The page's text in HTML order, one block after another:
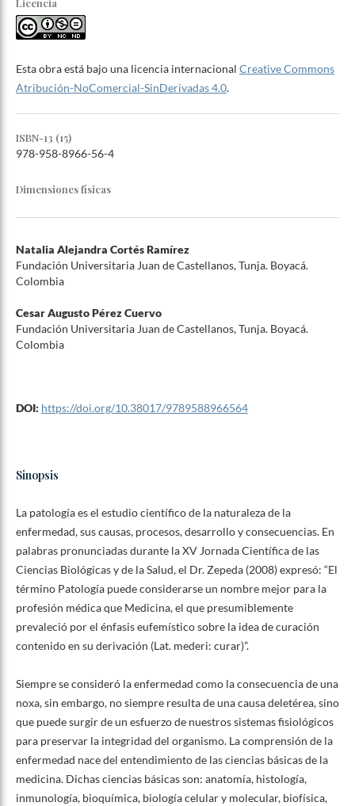
Natalia Alejandra Cortés Ramírez
Fundación Universitaria Juan de Castellanos, Tunja. Boyacá.
Colombia
Cesar Augusto Pérez Cuervo
Fundación Universitaria Juan de Castellanos, Tunja. Boyacá.
Colombia
DOI: https://doi.org/10.38017/9789588966564
Sinopsis
La patología es el estudio científico de la naturaleza de la
enfermedad, sus causas, procesos, desarrollo y consecuencias. En
palabras pronunciadas durante la XV Jornada Científica de las
Ciencias Biológicas y de la Salud, el Dr. Zepeda (2008) expresó: “El
término Patología puede considerarse un nombre mejor para la
profesión médica que Medicina, el que presumiblemente
prevaleció por el énfasis eufemístico sobre la idea de curación
contenido en su derivación (Lat. mederi: curar)”.
Siempre se consideró la enfermedad como la consecuencia de una
noxa, sin embargo, no siempre resulta de una causa deletérea, sino
que puede surgir de un esfuerzo de nuestros sistemas fisiológicos
para preservar la integridad del organismo. La comprensión de la
enfermedad nace del entendimiento de las ciencias básicas de la
medicina. Dichas ciencias básicas son: anatomía, histología,
inmunología, bioquímica, biología celular y molecular, biofísica,
Esta obra está bajo una licencia internacional Creative Commons
Atribución-NoComercial-SinDerivadas 4.0.
ISBN-13 (15)
978-958-8966-56-4
Dimensiones físicas